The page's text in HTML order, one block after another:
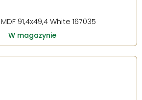
91,4x49,4 White 167035
W magazynie